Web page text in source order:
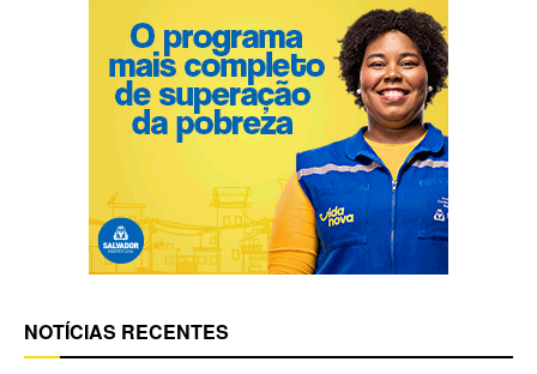
NOTÍCIAS RECENTES